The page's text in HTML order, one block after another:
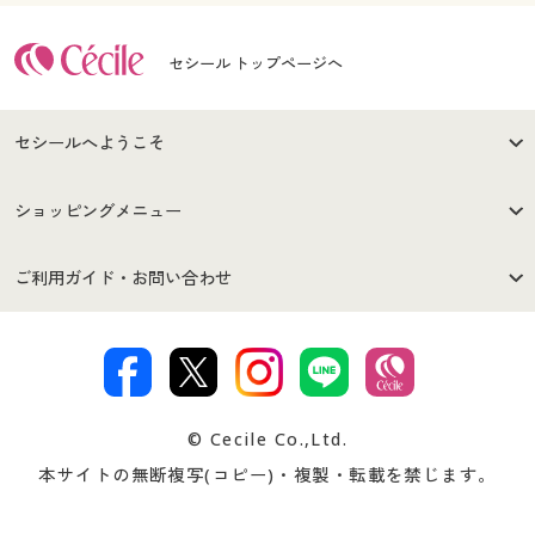
セシール トップページへ
セシールへようこそ
はじめての方へ
セシールご利用規約
著作権・商標について 会社案内
ショッピングメニュー
商品カテゴリ
プレゼント＆キャンペーン サイトマップ
ご利用ガイド・お問い合わせ
交換・返品は お支払は
ついて
忘れの場合
© Cecile Co.,Ltd.
本サイトの無断複写(コピー)・複製・転載を禁じます。